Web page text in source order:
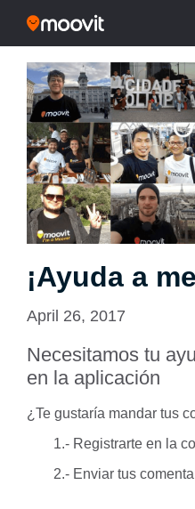
¡Ayuda a
April 26, 2017
Necesitamos tu
en la aplicación
¿Te gustaría mandar tus
1.- Registrarte en la
2.- Enviar tus